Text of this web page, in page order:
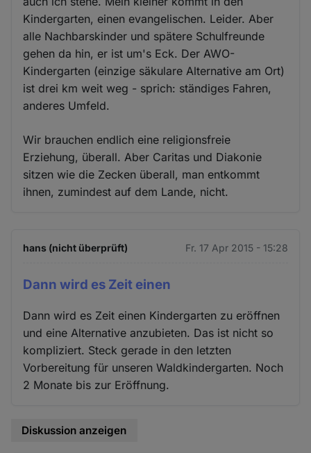
Kindergarten, einen evangelischen. Leider. Aber
alle Nachbarskinder und spätere Schulfreunde
gehen da hin, er ist um's Eck. Der AWO-
Kindergarten (einzige säkulare Alternative am Ort)
ist drei km weit weg - sprich: ständiges Fahren,
anderes Umfeld.
Wir brauchen endlich eine religionsfreie
Erziehung, überall. Aber Caritas und Diakonie
sitzen wie die Zecken überall, man entkommt
ihnen, zumindest auf dem Lande, nicht.
hans (nicht überprüft) Fr. 17 Apr 2015 - 15:28
Dann wird es Zeit einen
Dann wird es Zeit einen Kindergarten zu eröffnen
und eine Alternative anzubieten. Das ist nicht so
kompliziert. Steck gerade in den letzten
Vorbereitung für unseren Waldkindergarten. Noch
2 Monate bis zur Eröffnung.
Diskussion anzeigen